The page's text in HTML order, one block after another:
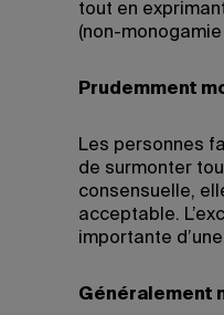
tout en
(non-
Prudemment
Les personnes
de surmonter
consensuelle,
acceptable.
importante
Généralement